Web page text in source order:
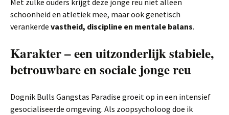
Met zulke ouders krijgt deze jonge reu niet alleen
schoonheid en atletiek mee, maar ook genetisch
verankerde vastheid, discipline en mentale balans.
Karakter – een uitzonderlijk stabiele,
betrouwbare en sociale jonge reu
Dognik Bulls Gangstas Paradise groeit op in een intensief
gesocialiseerde omgeving. Als zoopsycholoog doe ik